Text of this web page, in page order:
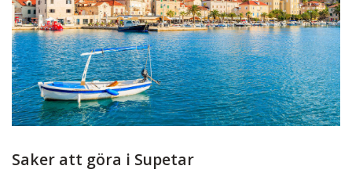
Saker att göra i Supetar